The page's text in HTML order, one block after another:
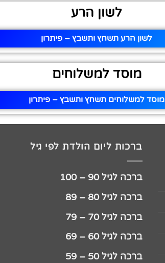
לשון הרע
לשון הרע תשחץ ותשבץ – פיתרון
מוסד למשלוחים
מוסד למשלוחים תשחץ ותשבץ – פיתרון
ברכות ליום הולדת לפי גיל
ברכה לגיל 90 – 100
ברכה לגיל 80 – 89
ברכה לגיל 70 – 79
ברכה לגיל 60 – 69
ברכה לגיל 50 – 59